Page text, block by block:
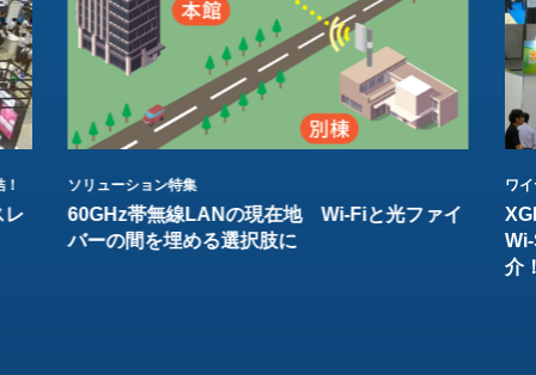
レ
ソリューション特集
60GHz帯無線LANの現在地 Wi-Fiと光ファイ
バーの間を埋める選択肢に
ワ
介